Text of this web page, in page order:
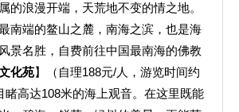
的浪漫开端，天荒地不变的情之地。
南端的鳌山之麓，南海之滨，也是海
景名胜，自费前往中国最南海的佛教
化苑】（自理188元/人，游览时间约
睹高达108米的海上观音。在这里既能